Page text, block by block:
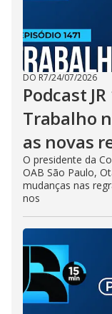
DO R7/24/07/2026
Podcast
Trabalho
as novas
O presidente da
OAB São Paulo,
mudanças nas
nos